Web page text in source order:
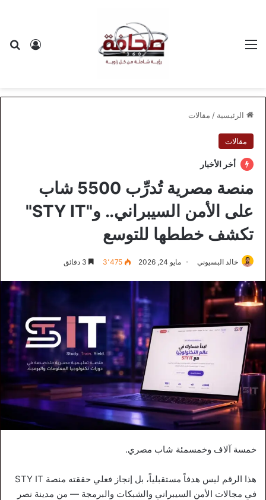
الرئيسية / مقالات
مقالات
أخر الأخبار
منصة مصرية تُدرِّب 5500 شاب
على الأمن السيبراني.. و"STY IT"
تكشف خططها للتوسع
خالد البسيوني مايو 24, 2026 3٬475
خمسة آلاف وخمسمئة شاب مصري.
هذا الرقم ليس هدفاً مستقبلياً، بل إنجاز فعلي حققته منصة STY IT
في مجالات الأمن السيبراني والشبكات والبرمجة — من مدينة نصر